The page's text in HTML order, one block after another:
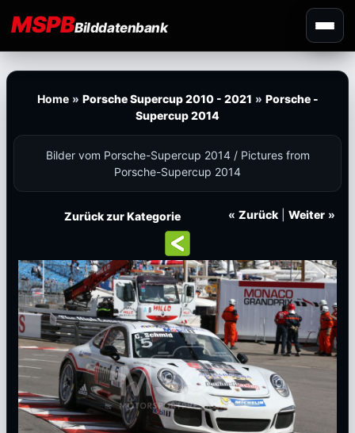
MSPBBilddatenbank
Home » Porsche Supercup 2010 - 2021 » Porsche -
Supercup 2014
Bilder vom Porsche-Supercup 2014 / Pictures from
Porsche-Supercup 2014
« Zurück Weiter »
Zurück zur Kategorie